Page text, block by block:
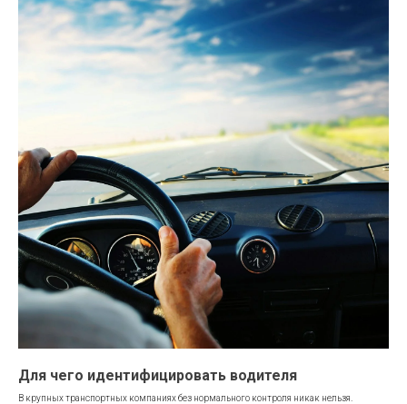
Для чего идентифицировать водителя
В крупных транспортных компаниях без нормального контроля никак нельзя.